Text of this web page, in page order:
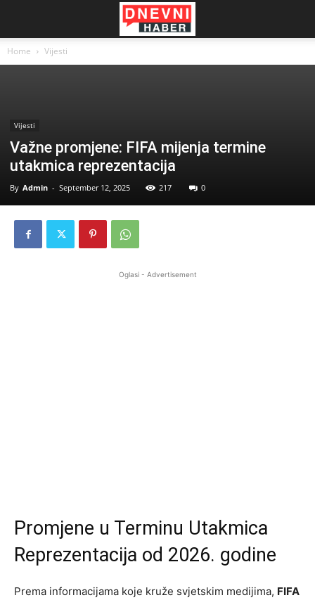
Home Vijesti
Vijesti
Važne promjene: FIFA mijenja termine
utakmica reprezentacija
By Admin - September 12, 2025 217 0
Oglasi - Advertisement
Promjene u Terminu Utakmica
Reprezentacija od 2026. godine
Prema informacijama koje kruže svjetskim medijima, FIFA